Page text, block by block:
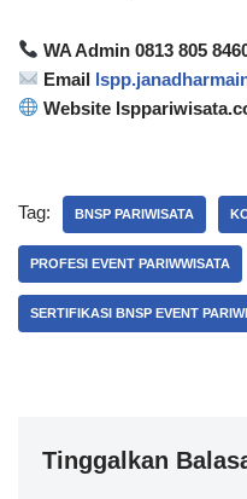
WA Admin 0813 805
Email
Website
Tag: BNSP PARIWISATA
PROFESI EVENT PARIWWISATA
SERTIFIKASI BNSP EVENT
Tinggalkan